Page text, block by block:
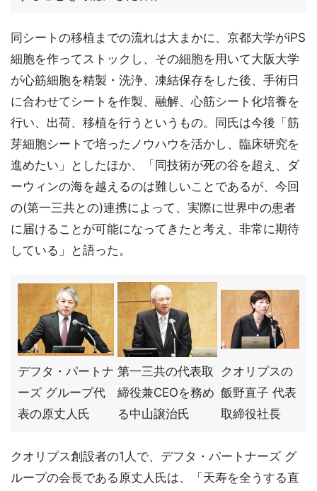
同シートの移植までの流れは大まかに、京都大学がiPS
細胞を作ってストックし、その細胞を用いて大阪大学
が心筋細胞を精製・洗浄、凍結保存をした後、手術日
に合わせてシートを作製、融解、心筋シート化培養を
行い、出荷、移植を行うというもの。同氏は今後「筋
芽細胞シートで培ったノウハウを活かし、臨床研究を
進めたい」としたほか、「同技術が死の谷を超え、ダ
ーウィンの海を越えるのは難しいことであるが、今回
の(第一三共との)連携によって、実際に世界中の患者
に届けることが可能になってきたと考え、非常に期待
している」と語った。
デフタ・パートナ
ーズ グループ代
表の原丈人氏
第一三共の代表取
締役兼CEOを務め
る中山譲治氏
クオリプスの
飯野直子 代表
取締役社長
クオリプス創設者の1人で、デフタ・パートナーズ グ
ループの会長である原丈人氏は、「天寿を全うする直